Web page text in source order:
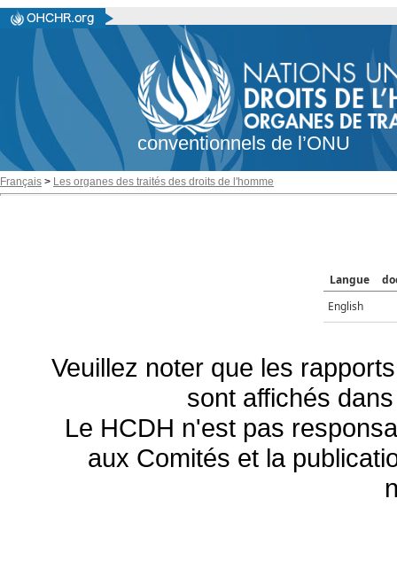
conventionnels de l’ONU
Français > Les organes des traités des droits de l'homme
Langue
English
Veuillez noter que les
sont affichés
Le HCDH n'est pas
aux Comités et la